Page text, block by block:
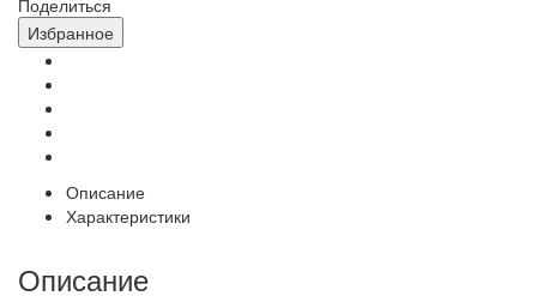
Поделиться
Избранное
Описание
Характеристики
Описание